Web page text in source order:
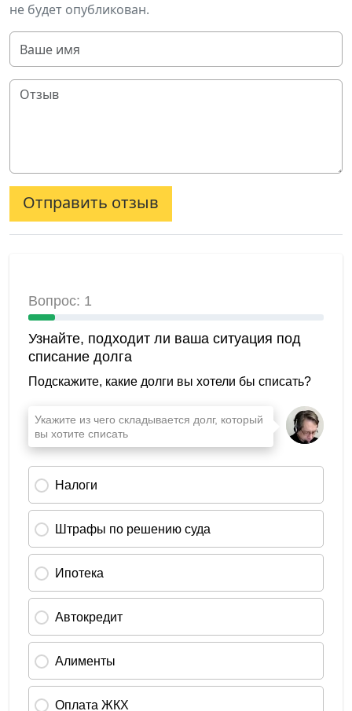
не будет опубликован.
Отправить отзыв